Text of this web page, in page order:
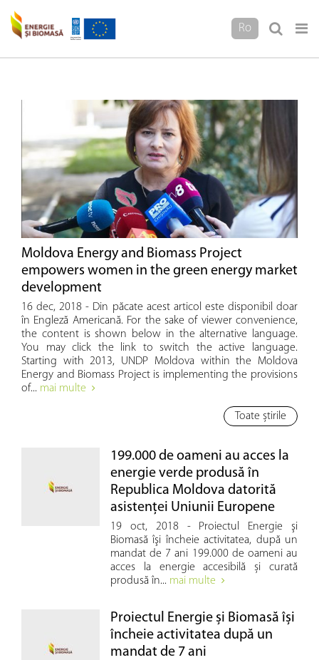
Ro
Moldova Energy and Biomass Project
empowers women in the green energy market
development
16 dec, 2018 - Din păcate acest articol este disponibil doar
în Engleză Americană. For the sake of viewer convenience,
the content is shown below in the alternative language.
You may click the link to switch the active language.
Starting with 2013, UNDP Moldova within the Moldova
Energy and Biomass Project is implementing the provisions
of... mai multe
Toate știrile
199.000 de oameni au acces la
energie verde produsă în
Republica Moldova datorită
asistenţei Uniunii Europene
19 oct, 2018 - Proiectul Energie şi
Biomasă îşi încheie activitatea, după un
mandat de 7 ani 199.000 de oameni au
acces la energie accesibilă și curată
produsă în... mai multe
Proiectul Energie şi Biomasă îşi
încheie activitatea după un
mandat de 7 ani